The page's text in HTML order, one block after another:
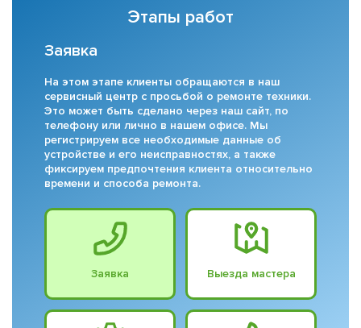
Этапы работ
Заявка
На этом этапе клиенты обращаются в наш
сервисный центр с просьбой о ремонте техники.
Это может быть сделано через наш сайт, по
телефону или лично в нашем офисе. Мы
регистрируем все необходимые данные об
устройстве и его неисправностях, а также
фиксируем предпочтения клиента относительно
времени и способа ремонта.
Заявка Выезда мастера